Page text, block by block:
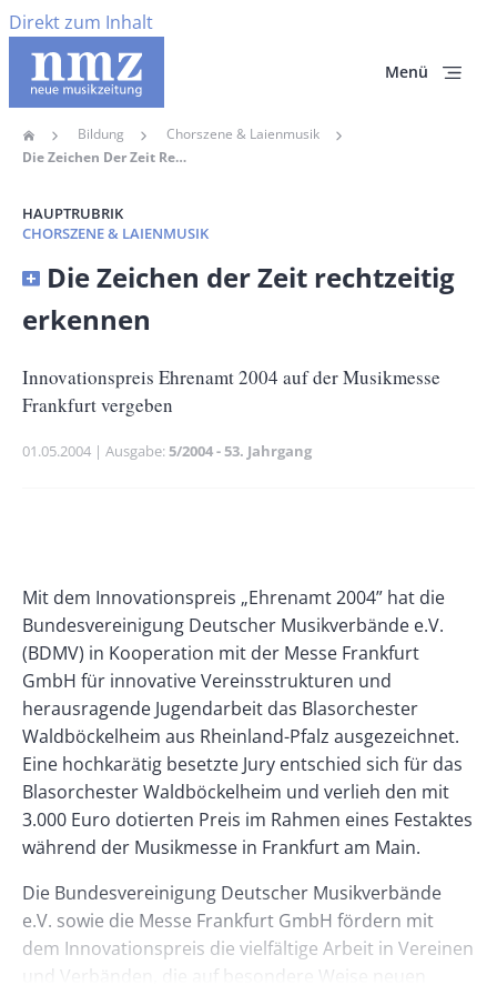
Direkt zum Inhalt
Menü
Pfadnavigation
Home Bildung
Chorszene & Laienmusik
Die Zeichen Der Zeit Rechtzeitig Erkennen
HAUPTRUBRIK
CHORSZENE & LAIENMUSIK
Banner
Size
Die Zeichen der Zeit rechtzeitig
erkennen
Untertitel
Innovationspreis Ehrenamt 2004 auf der Musikmesse
Frankfurt vergeben
Publikationsdatum
01.05.2004 Ausgabe 5/2004 - 53. Jahrgang
Left
Rectangle
Right
Body
Mit dem Innovationspreis „Ehrenamt 2004” hat die
Bundesvereinigung Deutscher Musikverbände e.V.
(BDMV) in Kooperation mit der Messe Frankfurt
GmbH für innovative Vereinsstrukturen und
herausragende Jugendarbeit das Blasorchester
Waldböckelheim aus Rheinland-Pfalz ausgezeichnet.
Eine hochkarätig besetzte Jury entschied sich für das
Blasorchester Waldböckelheim und verlieh den mit
3.000 Euro dotierten Preis im Rahmen eines Festaktes
während der Musikmesse in Frankfurt am Main.
Die Bundesvereinigung Deutscher Musikverbände
e.V. sowie die Messe Frankfurt GmbH fördern mit
dem Innovationspreis die vielfältige Arbeit in Vereinen
und Verbänden, die auf besondere Weise neuen